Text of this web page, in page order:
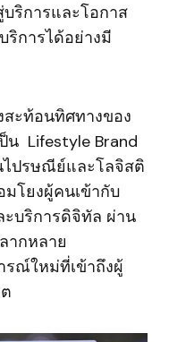
ริการและโอกาส
การได้อย่างมี
ะท้อนทิศทางของ
น Lifestyle Brand
ไปรษณีย์และโลจิสติ
โยงผู้คนเข้ากับ
บริการดิจิทัล ผ่าน
ากหลาย
รณ์ใหม่ที่เข้าถึงผู้